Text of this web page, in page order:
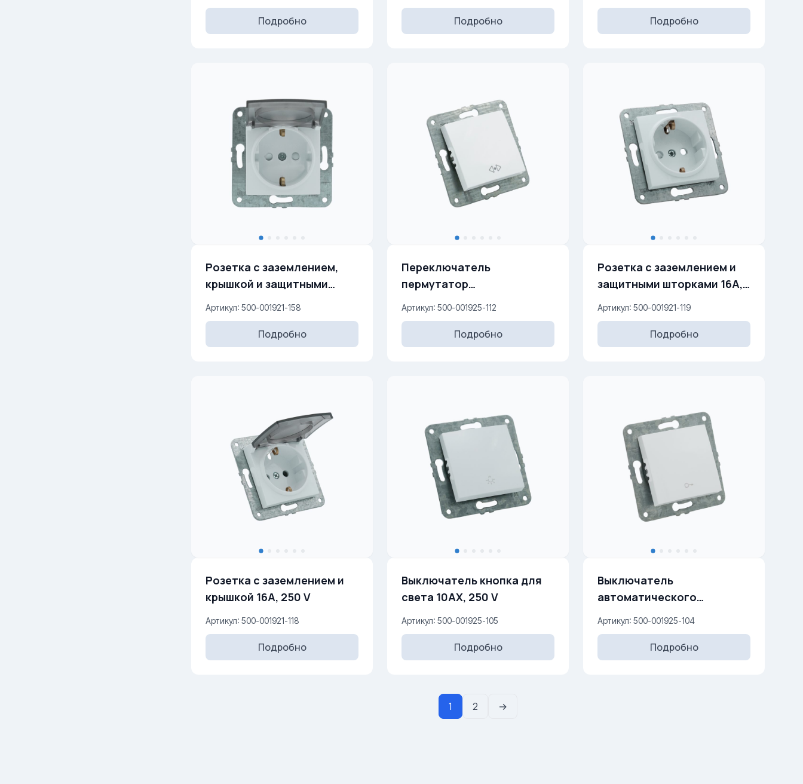
Подробно Подробно Подробно
Розетка с заземлением,
крышкой и защитными
шторками 16A, 250 V
Артикул: 500-001921-158
Подробно
Переключатель
пермутатор
(перекрестный) 10AX, 250
V
Артикул: 500-001925-112
Подробно
Розетка с заземлением и
защитными шторками 16A,
250 V
Артикул: 500-001921-119
Подробно
Розетка с заземлением и
крышкой 16A, 250 V
Артикул: 500-001921-118
Подробно
Выключатель кнопка для
света 10AX, 250 V
Артикул: 500-001925-105
Подробно
Выключатель
автоматического
открывания двери 10AX,
250 V
Артикул: 500-001925-104
Подробно
1 2 →